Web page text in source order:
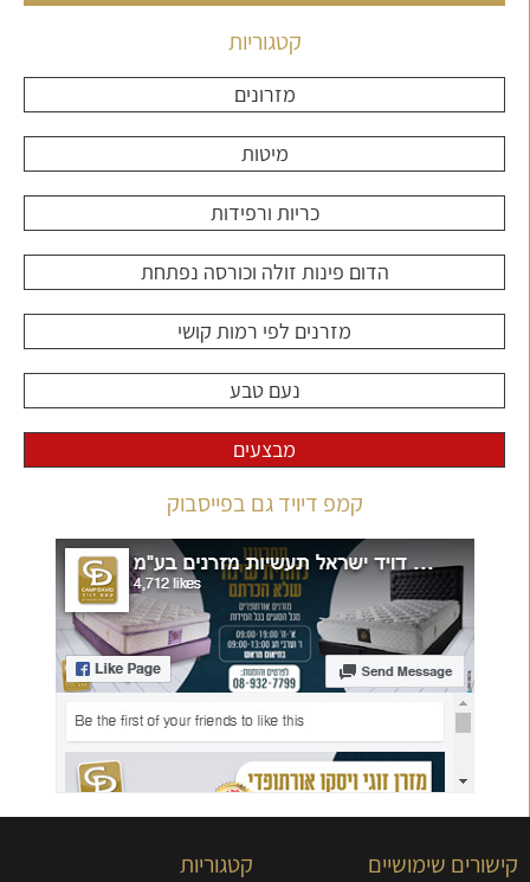
קטגוריות
מזרונים
מיטות
כריות ורפידות
הדום פינות זולה וכורסה נפתחת
מזרנים לפי רמות קושי
נעם טבע
מבצעים
קמפ דיויד גם בפייסבוק
קישורים שימושיים קטגוריות